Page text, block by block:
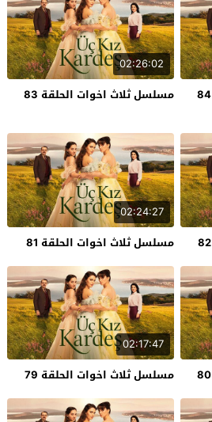
مسلسل ثلاث اخوات الحلقة 84
02:26:02
مسلسل ثلاث اخوات الحلقة 83
02:24:27
مسلسل ثلاث اخوات الحلقة 81
02:17:47
مسلسل ثلاث اخوات الحلقة 79